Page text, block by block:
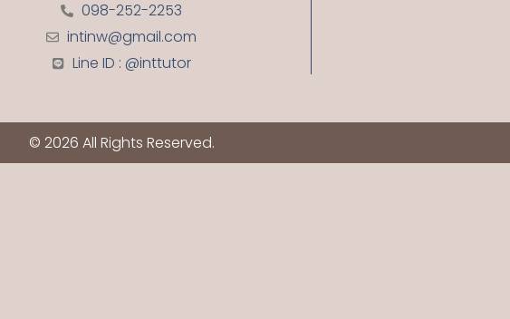
098-252-2253
intinw@gmail.com
Line ID : @inttutor
© 2026 All Rights Reserved.